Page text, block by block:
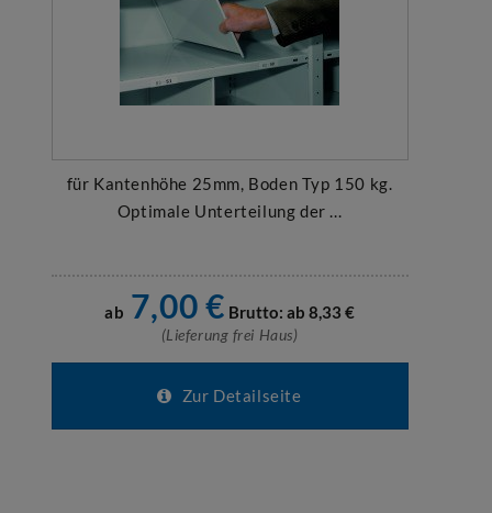
für Kantenhöhe 25mm, Boden Typ 150 kg.
Optimale Unterteilung der ...
ab 7,00€ Brutto: ab 8,33 €
(Lieferung frei Haus)
Zur Detailseite